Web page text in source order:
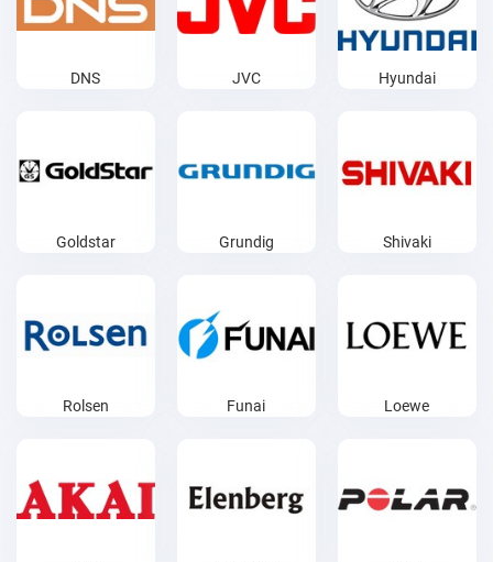
DNS JVC Hyundai
Goldstar Grundig Shivaki
Rolsen Funai Loewe